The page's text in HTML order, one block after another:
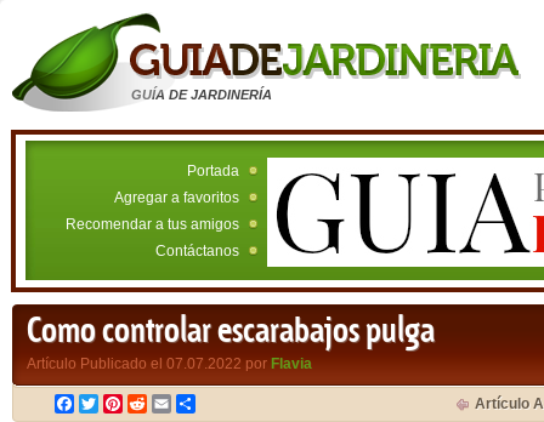
GUÍA DE JARDINERÍA
Portada
Agregar a favoritos
Recomendar a tus amigos
Contáctanos
Como controlar escarabajos pulga
Artículo Publicado el 07.07.2022 por Flavia
Facebook
TwitterPinterest
RedditEmail Artículo